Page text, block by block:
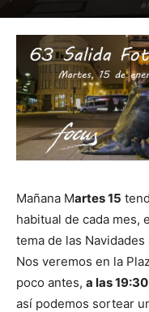
Mañana Martes 15
habitual de cada mes,
tema de las
Nos veremos en la
poco antes, a las 19:30
así podemos sortear